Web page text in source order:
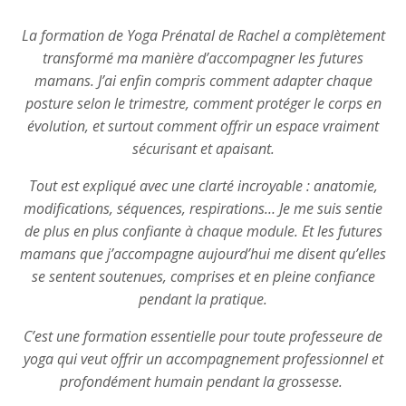
La formation de Yoga Prénatal de Rachel a complètement
transformé ma manière d’accompagner les futures
mamans. J’ai enfin compris comment adapter chaque
posture selon le trimestre, comment protéger le corps en
évolution, et surtout comment offrir un espace vraiment
sécurisant et apaisant.
Tout est expliqué avec une clarté incroyable : anatomie,
modifications, séquences, respirations… Je me suis sentie
de plus en plus confiante à chaque module. Et les futures
mamans que j’accompagne aujourd’hui me disent qu’elles
se sentent soutenues, comprises et en pleine confiance
pendant la pratique.
C’est une formation essentielle pour toute professeure de
yoga qui veut offrir un accompagnement professionnel et
profondément humain pendant la grossesse.